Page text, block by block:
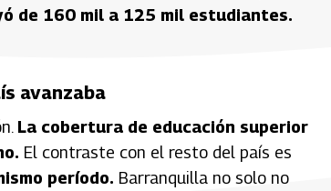
de 160 mil a 125 mil estudiantes.
avanzaba
La cobertura de educación superior
El contraste con el resto del país es
período. Barranquilla no solo no